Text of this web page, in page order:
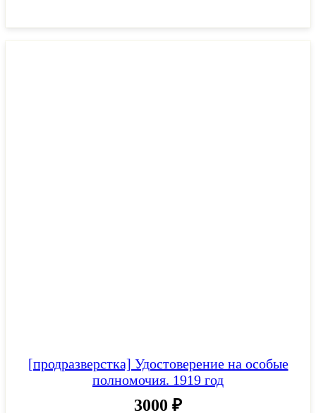
[продразверстка] Удостоверение на особые
полномочия. 1919 год
3000 ₽